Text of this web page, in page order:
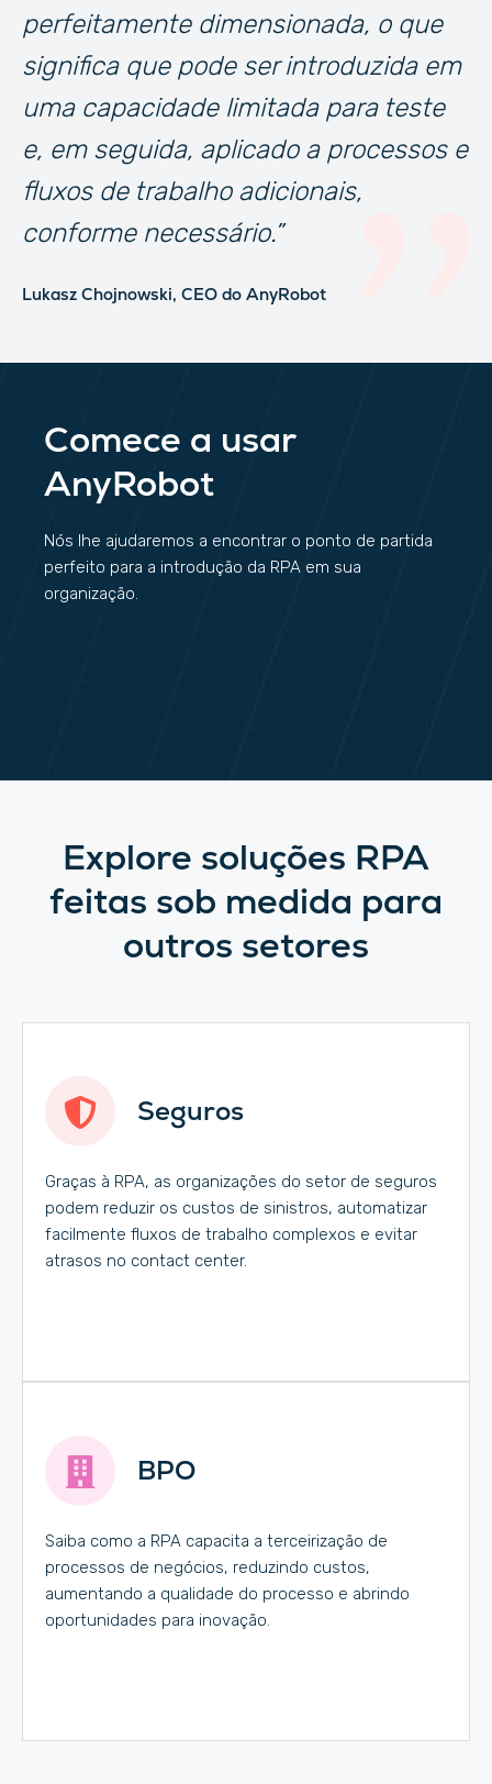
perfeitamente dimensionada, o que
significa que pode ser introduzida em
uma capacidade limitada para teste
e, em seguida, aplicado a processos e
fluxos de trabalho adicionais,
conforme necessário.”
Lukasz Chojnowski, CEO do AnyRobot
Comece a usar
AnyRobot
Nós lhe ajudaremos a encontrar o ponto de partida
perfeito para a introdução da RPA em sua
organização.
Explore soluções RPA
feitas sob medida para
outros setores
Seguros
Graças à RPA, as organizações do setor de seguros
podem reduzir os custos de sinistros, automatizar
facilmente fluxos de trabalho complexos e evitar
atrasos no contact center.
BPO
Saiba como a RPA capacita a terceirização de
processos de negócios, reduzindo custos,
aumentando a qualidade do processo e abrindo
oportunidades para inovação.